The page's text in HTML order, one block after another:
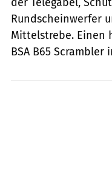
Rundscheinwerfer
Mittelstrebe. Einen
BSA B65 Scrambler